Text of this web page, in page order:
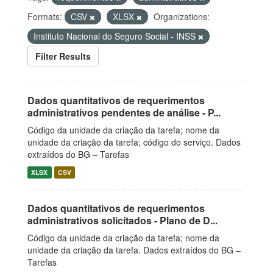
Formats:
CSV XLSX
Organizations:
Instituto Nacional do Seguro Social - INSS
Filter Results
Dados quantitativos de requerimentos
administrativos pendentes de análise - P...
Código da unidade da criação da tarefa; nome da
unidade da criação da tarefa; código do serviço. Dados
extraídos do BG – Tarefas
XLSX CSV
Dados quantitativos de requerimentos
administrativos solicitados - Plano de D...
Código da unidade da criação da tarefa; nome da
unidade da criação da tarefa. Dados extraídos do BG –
Tarefas